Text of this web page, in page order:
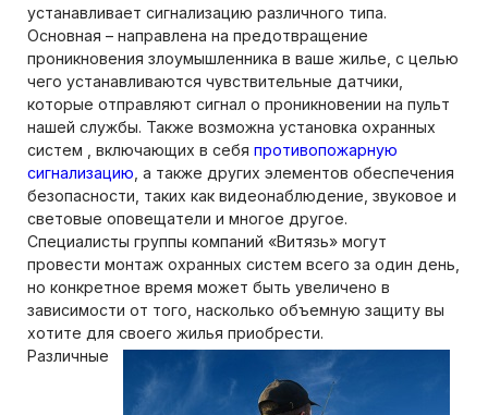
устанавливает сигнализацию различного типа.
Основная – направлена на предотвращение
проникновения злоумышленника в ваше жилье, с целью
чего устанавливаются чувствительные датчики,
которые отправляют сигнал о проникновении на пульт
нашей службы. Также возможна установка охранных
систем , включающих в себя противопожарную
сигнализацию , а также других элементов обеспечения
безопасности, таких как видеонаблюдение, звуковое и
световые оповещатели и многое другое.
Специалисты группы компаний «Витязь» могут
провести монтаж охранных систем всего за один день,
но конкретное время может быть увеличено в
зависимости от того, насколько объемную защиту вы
хотите для своего жилья приобрести.
Различные